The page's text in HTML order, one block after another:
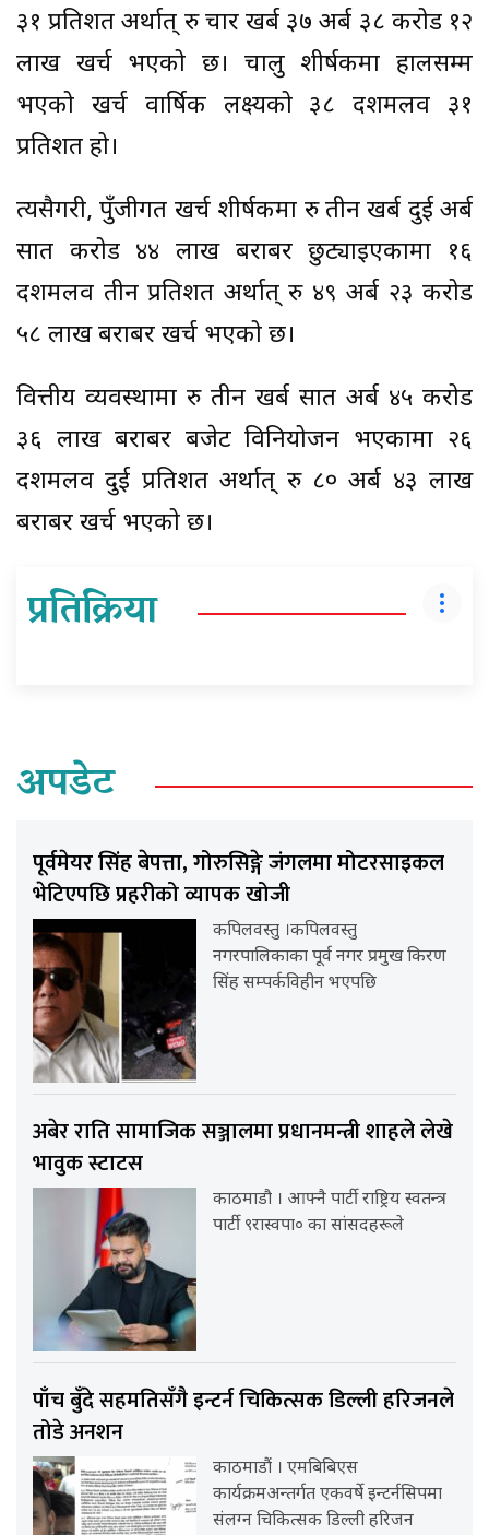
३१ प्रतिशत अर्थात् रु चार खर्ब ३७ अर्ब ३८ करोड १२
लाख खर्च भएको छ। चालु शीर्षकमा हालसम्म
भएको खर्च वार्षिक लक्ष्यको ३८ दशमलव ३१
प्रतिशत हो।
त्यसैगरी, पुँजीगत खर्च शीर्षकमा रु तीन खर्ब दुई अर्ब
सात करोड ४४ लाख बराबर छुट्याइएकामा १६
दशमलव तीन प्रतिशत अर्थात् रु ४९ अर्ब २३ करोड
५८ लाख बराबर खर्च भएको छ।
वित्तीय व्यवस्थामा रु तीन खर्ब सात अर्ब ४५ करोड
३६ लाख बराबर बजेट विनियोजन भएकामा २६
दशमलव दुई प्रतिशत अर्थात् रु ८० अर्ब ४३ लाख
बराबर खर्च भएको छ।
प्रतिक्रिया
अपडेट
पूर्वमेयर सिंह बेपत्ता, गोरुसिङ्गे जंगलमा मोटरसाइकल
भेटिएपछि प्रहरीको व्यापक खोजी
कपिलवस्तु ।कपिलवस्तु
नगरपालिकाका पूर्व नगर प्रमुख किरण
सिंह सम्पर्कविहीन भएपछि
अबेर राति सामाजिक सञ्जालमा प्रधानमन्त्री शाहले लेखे
भावुक स्टाटस
काठमाडौ । आफ्नै पार्टी राष्ट्रिय स्वतन्त्र
पार्टी ९रास्वपा० का सांसदहरूले
पाँच बुँदे सहमतिसँगै इन्टर्न चिकित्सक डिल्ली हरिजनले
तोडे अनशन
काठमाडौं । एमबिबिएस
कार्यक्रमअन्तर्गत एकवर्षे इन्टर्नसिपमा
संलग्न चिकित्सक डिल्ली हरिजन